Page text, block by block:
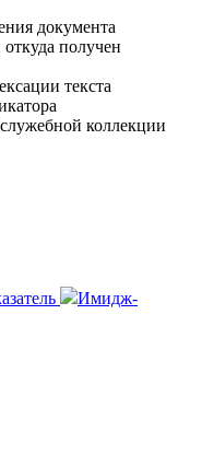
документа
получен
текста
коллекции
Имидж-